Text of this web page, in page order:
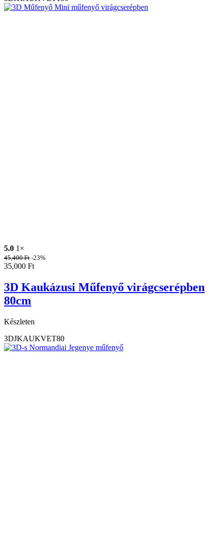
5.0 1×
45,400Ft -23%
35,000 Ft
3D Kaukázusi Műfenyő virágcserépben
80cm
Készleten
3DJKAUKVET80